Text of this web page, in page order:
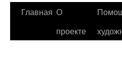
Главная О
проекте